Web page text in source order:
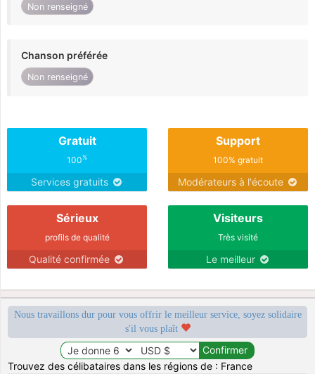
Non renseigné
Chanson préférée
Non renseigné
Gratuit
100%
Services gratuits
Support
100% gratuit
Modérateurs à l'écoute
Sérieux
profils de qualité
Qualité confirmée
Visiteurs
Très visité
Le meilleur
Nous travaillons dur pour vous offrir le meilleur service, soyez solidaire
s'il vous plaît
Trouvez des célibataires dans les régions de : France